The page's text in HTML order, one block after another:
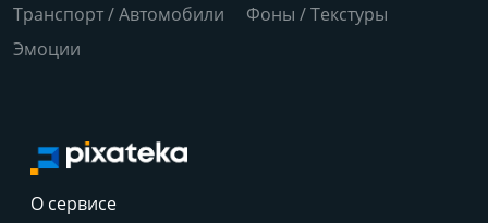
Транспорт / Автомобили
Фоны / Текстуры
Эмоции
О сервисе